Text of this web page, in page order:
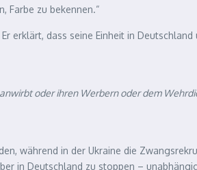
Farbe zu bekennen.“
erklärt, dass seine Einheit in Deutschland
oder ihren Werbern oder dem
während in der Ukraine die
in Deutschland zu stoppen –